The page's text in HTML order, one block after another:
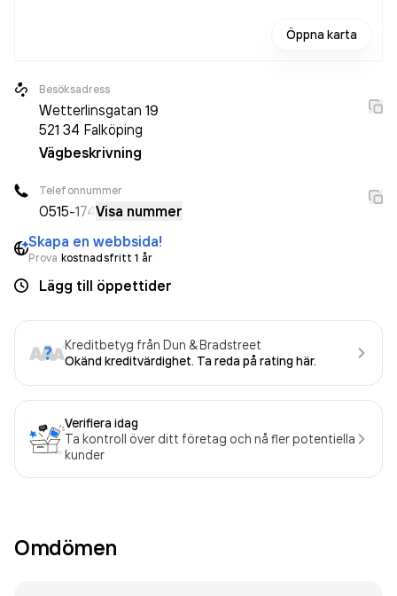
Öppna karta
Besöksadress
Wetterlinsgatan 19
521 34 Falköping
Vägbeskrivning
Telefonnummer
0515-174Visa nummer
Skapa en webbsida!
Prova kostnadsfritt 1 år
Lägg till öppettider
Kreditbetyg från Dun & Bradstreet
Okänd kreditvärdighet. Ta reda på rating här.
Verifiera idag
Ta kontroll över ditt företag och nå fler potentiella
kunder
Omdömen